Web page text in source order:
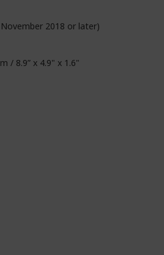
2018 or later)
/ 8.9” x 4.9" x 1.6"